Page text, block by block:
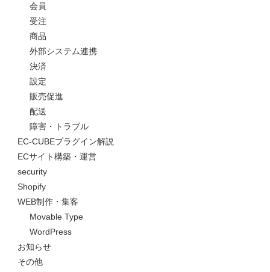
会員
受注
商品
外部システム連携
決済
設定
販売促進
配送
障害・トラブル
EC-CUBEプラグイン解説
ECサイト構築・運営
security
Shopify
WEB制作・集客
Movable Type
WordPress
お知らせ
その他